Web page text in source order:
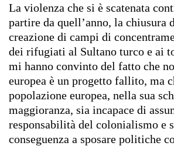
La violenza che si è scatenata
partire da quell’anno, la chiusura
creazione di campi di
dei rifugiati al Sultano turco e ai
mi hanno convinto del fatto che
europea è un progetto fallito, ma
popolazione europea, nella sua
maggioranza, sia incapace di
responsabilità del colonialismo e
conseguenza a sposare politiche